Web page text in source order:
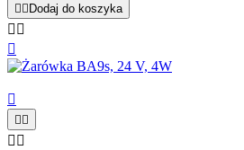
  Dodaj do koszyka
 


 
 